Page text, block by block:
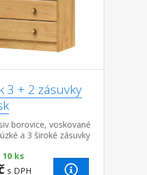
3 + 2 zásuvky
borovice, voskované
a 3 široké zásuvky
cmks
s DPH